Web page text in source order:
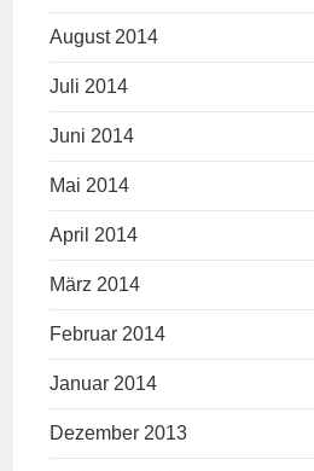
August 2014
Juli 2014
Juni 2014
Mai 2014
April 2014
März 2014
Februar 2014
Januar 2014
Dezember 2013